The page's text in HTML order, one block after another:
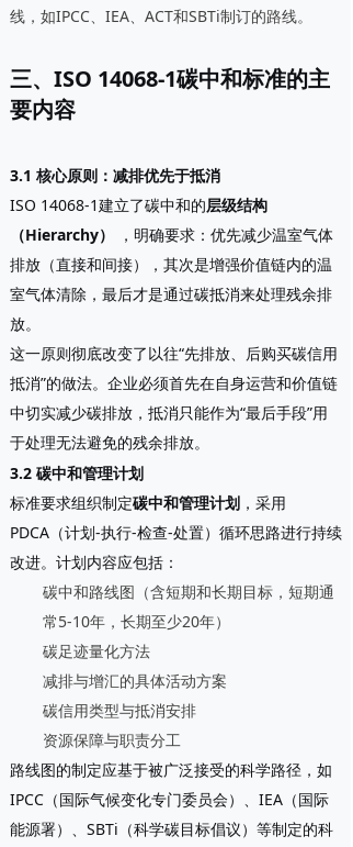
线，如IPCC、IEA、ACT和SBTi制订的路线。
三、ISO 14068-1碳中和标准的主
要内容
3.1 核心原则：减排优先于抵消
ISO 14068-1建立了碳中和的层级结构
（Hierarchy）
，明确要求：优先减少温室气体
排放（直接和间接），其次是增强价值链内的温
室气体清除，最后才是通过碳抵消来处理残余排
放。
这一原则彻底改变了以往“先排放、后购买碳信用
抵消”的做法。企业必须首先在自身运营和价值链
中切实减少碳排放，抵消只能作为“最后手段”用
于处理无法避免的残余排放。
3.2 碳中和管理计划
标准要求组织制定碳中和管理计划 ，采用
PDCA（计划-执行-检查-处置）循环思路进行持续
改进。计划内容应包括：
碳中和路线图（含短期和长期目标，短期通
常5-10年，长期至少20年）
碳足迹量化方法
减排与增汇的具体活动方案
碳信用类型与抵消安排
资源保障与职责分工
路线图的制定应基于被广泛接受的科学路径，如
IPCC（国际气候变化专门委员会）、IEA（国际
能源署）、SBTi（科学碳目标倡议）等制定的科